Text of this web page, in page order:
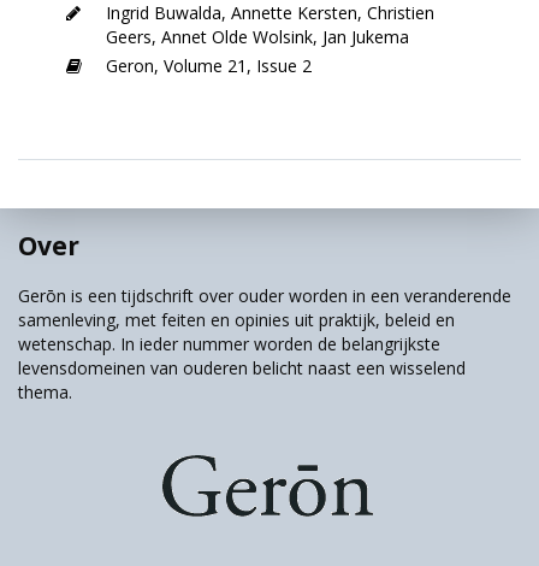
Ingrid Buwalda, Annette Kersten, Christien
Geers, Annet Olde Wolsink, Jan Jukema
Geron, Volume 21, Issue 2
Over
Gerōn is een tijdschrift over ouder worden in een veranderende
samenleving, met feiten en opinies uit praktijk, beleid en
wetenschap. In ieder nummer worden de belangrijkste
levensdomeinen van ouderen belicht naast een wisselend
thema.